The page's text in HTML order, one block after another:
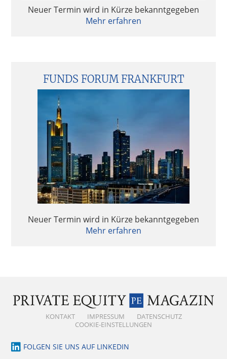
Neuer Termin wird in Kürze bekanntgegeben
Mehr erfahren
FUNDS FORUM FRANKFURT
Neuer Termin wird in Kürze bekanntgegeben
Mehr erfahren
KONTAKT IMPRESSUM
DATENSCHUTZ
COOKIE-EINSTELLUNGEN
FOLGEN SIE UNS AUF LINKEDIN